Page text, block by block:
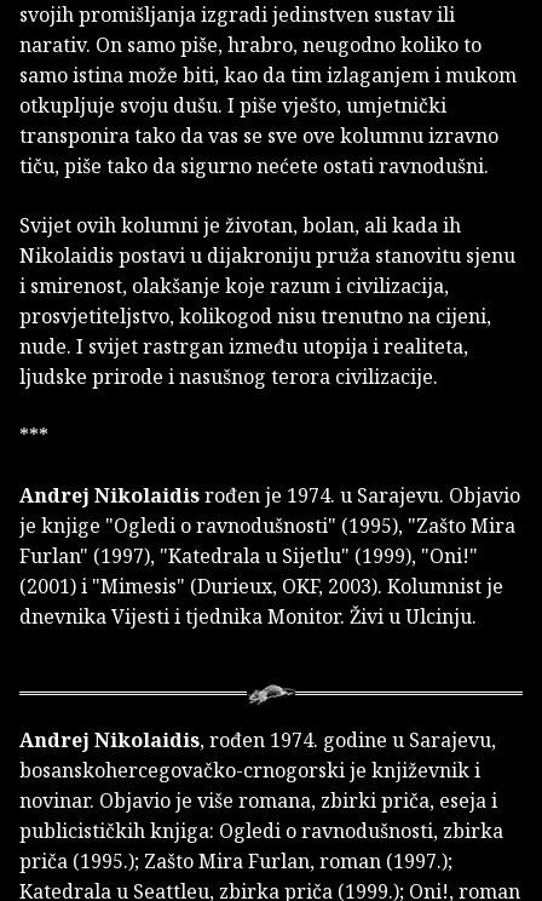
svojih promišljanja izgradi jedinstven sustav ili
narativ. On samo piše, hrabro, neugodno koliko to
samo istina može biti, kao da tim izlaganjem i mukom
otkupljuje svoju dušu. I piše vješto, umjetnički
transponira tako da vas se sve ove kolumnu izravno
tiču, piše tako da sigurno nećete ostati ravnodušni.
Svijet ovih kolumni je životan, bolan, ali kada ih
Nikolaidis postavi u dijakroniju pruža stanovitu sjenu
i smirenost, olakšanje koje razum i civilizacija,
prosvjetiteljstvo, kolikogod nisu trenutno na cijeni,
nude. I svijet rastrgan između utopija i realiteta,
ljudske prirode i nasušnog terora civilizacije.
***
Andrej Nikolaidisrođen je 1974. u Sarajevu. Objavio
je knjige "Ogledi o ravnodušnosti" (1995), "Zašto Mira
Furlan" (1997), "Katedrala u Sijetlu" (1999), "Oni!"
(2001) i "Mimesis" (Durieux, OKF, 2003). Kolumnist je
dnevnika Vijesti i tjednika Monitor. Živi u Ulcinju.
Andrej Nikolaidis, rođen 1974. godine u Sarajevu,
bosanskohercegovačko-crnogorski je književnik i
novinar. Objavio je više romana, zbirki priča, eseja i
publicističkih knjiga: Ogledi o ravnodušnosti, zbirka
priča (1995.); Zašto Mira Furlan, roman (1997.);
Katedrala u Seattleu, zbirka priča (1999.); Oni!, roman